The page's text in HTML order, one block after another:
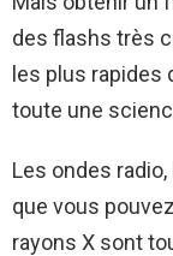
des flashs très
les plus rapides
toute une
Les ondes
que vous
rayons X sont